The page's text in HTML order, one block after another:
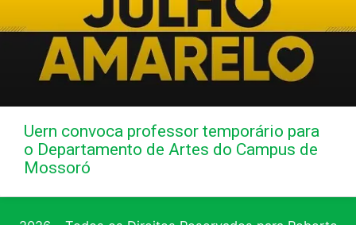
Uern convoca professor temporário para
o Departamento de Artes do Campus de
Mossoró